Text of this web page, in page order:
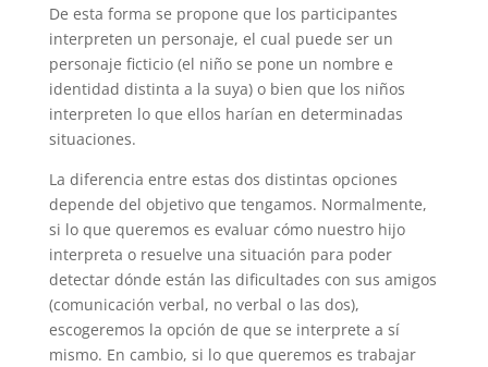
De esta forma se propone que los participantes
interpreten un personaje, el cual puede ser un
personaje ficticio (el niño se pone un nombre e
identidad distinta a la suya) o bien que los niños
interpreten lo que ellos harían en determinadas
situaciones.
La diferencia entre estas dos distintas opciones
depende del objetivo que tengamos. Normalmente,
si lo que queremos es evaluar cómo nuestro hijo
interpreta o resuelve una situación para poder
detectar dónde están las dificultades con sus amigos
(comunicación verbal, no verbal o las dos),
escogeremos la opción de que se interprete a sí
mismo. En cambio, si lo que queremos es trabajar